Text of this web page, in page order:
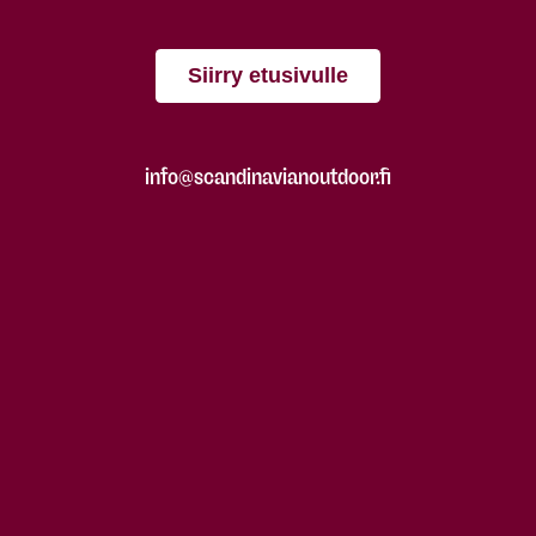
Siirry etusivulle
info@scandinavianoutdoor.fi